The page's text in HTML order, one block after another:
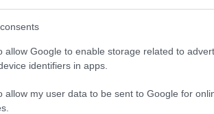
allow Google to enable storage related to
identifiers in apps.
allow my user data to be sent to Google for